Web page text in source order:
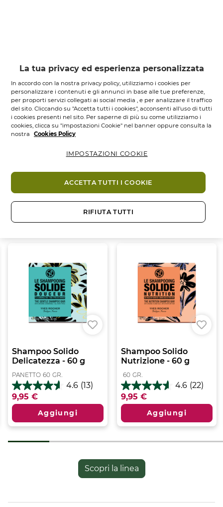
impegnata per i tuoi capelli!
EFFICACIA
Lo shampoo solido brillantezza rende i capelli
brillanti, più morbidi e più piacevoli al tatto. I capelli
ritrovano la loro vitalità.
IL SUO PIÙ
1 shampoo solido 60 g = fino a 2 confezioni di
Produce molta schiuma e ha un profumo
delizioso!
COME UTILIZZARE IL PRODOTTO
Strofinare lo shampoo tra le mani o
direttamente sui capelli bagnati. Far
risciacquare.
di riporlo nella scatola e gira la scatola per
utilizzarla come portasapone
Formato: 60.00 GR.
Ingredienti
Ti potrebbe piacere anche
Shampoo Solido
Delicatezza - 60 g
PANETTO 60 GR.
4.6 (13)
4.6
su
5
13
9,95 €
Aggiungi
Shampoo Solido
Nutrizione - 60 g
60 GR.
4.6 (22)
4.6
su
5
22
9,95 €
Aggiungi
Scopri la linea
La tua privacy ed esperienza personalizzata
In accordo con la nostra privacy policy, utilizziamo i cookies per
personalizzare i contenuti e gli annunci in base alle tue preferenze,
per proporti servizi collegati ai social media , e per analizzare il traffico
del sito. Cliccando su "Accetta tutti i cookies", acconsenti all'uso di tutti
i cookies presenti nel sito. Per saperne di più su come utilizziamo i
cookies, clicca su "impostazioni Cookie" nel banner oppure consulta la
nostra
Cookies Policy
RIFIUTA TUTTI
ACCETTA TUTTI I COOKIE
IMPOSTAZIONI COOKIE